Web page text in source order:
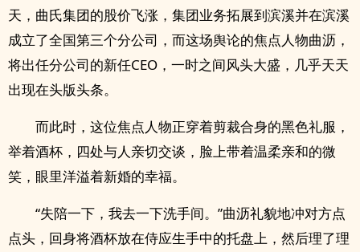
天，曲氏集团的股价飞涨，集团业务拓展到滨溪并在滨溪
成立了全国第三个分公司，而这场舆论的焦点人物曲沥，
将出任分公司的新任CEO，一时之间风头大盛，几乎天天
出现在头版头条。
而此时，这位焦点人物正穿着剪裁合身的黑色礼服，
举着酒杯，四处与人亲切交谈，脸上带着温柔亲和的微
笑，眼里洋溢着新婚的幸福。
“失陪一下，我去一下洗手间。”曲沥礼貌地冲对方点
点头，回身将酒杯放在侍应生手中的托盘上，然后理了理